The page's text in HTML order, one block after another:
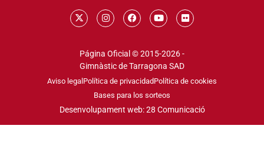
Página Oficial © 2015-2026 -
Gimnàstic de Tarragona SAD
Aviso legal Política de privacidadPolítica de cookies
Bases para los sorteos
Desenvolupament web: 28 Comunicació